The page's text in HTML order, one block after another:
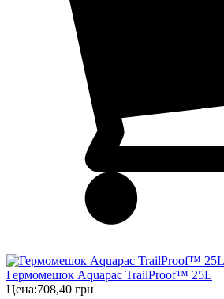
Гермомешок Aquapac TrailProof™ 25L
Цена:708,40 грн